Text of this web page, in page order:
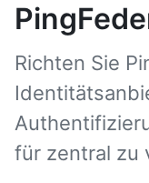
Richten Sie
für zentral zu